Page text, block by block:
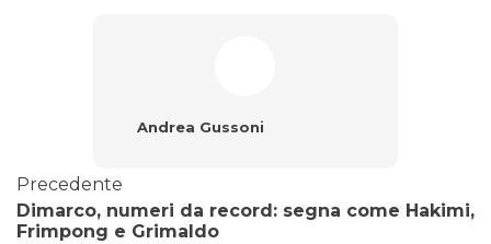
Andrea Gussoni
Precedente
Dimarco, numeri da record: segna come Hakimi,
Frimpong e Grimaldo